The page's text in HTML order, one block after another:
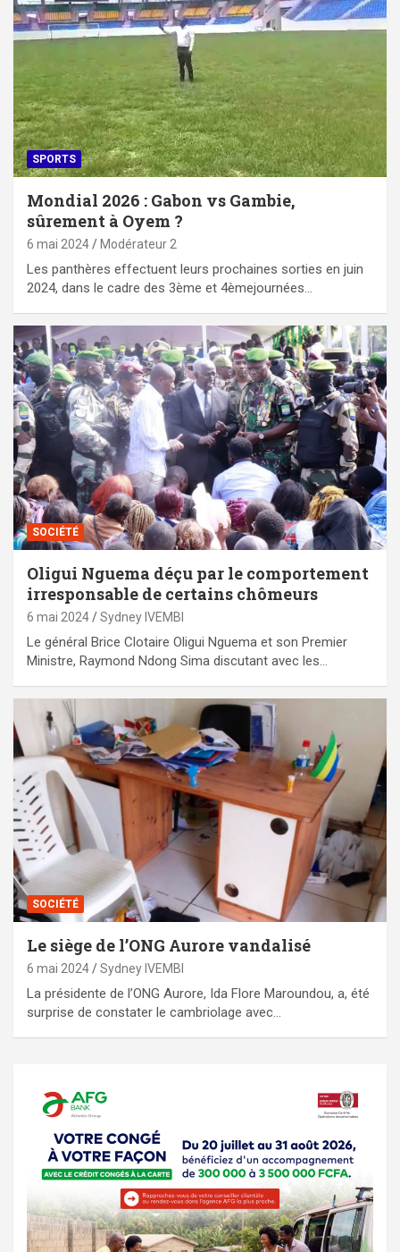
SPORTS
Mondial 2026 : Gabon vs Gambie,
sûrement à Oyem ?
6 mai 2024 Modérateur 2
Les panthères effectuent leurs prochaines sorties en juin
2024, dans le cadre des 3ème et 4èmejournées…
SOCIÉTÉ
Oligui Nguema déçu par le comportement
irresponsable de certains chômeurs
6 mai 2024 Sydney IVEMBI
Le général Brice Clotaire Oligui Nguema et son Premier
Ministre, Raymond Ndong Sima discutant avec les…
SOCIÉTÉ
Le siège de l’ONG Aurore vandalisé
6 mai 2024 Sydney IVEMBI
La présidente de l’ONG Aurore, Ida Flore Maroundou, a, été
surprise de constater le cambriolage avec…